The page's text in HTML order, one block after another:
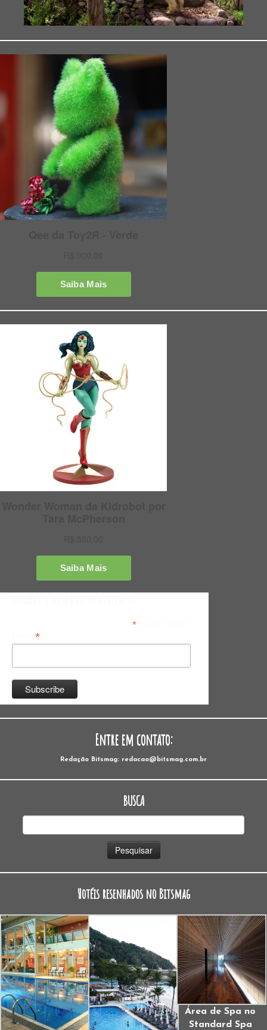
*indicates required
*
Entre em contato:
Redação Bitsmag: redacao@bitsmag.com.br
BUSCA
Hotéis resenhados no Bitsmag
Área de Spa no
Standard Spa